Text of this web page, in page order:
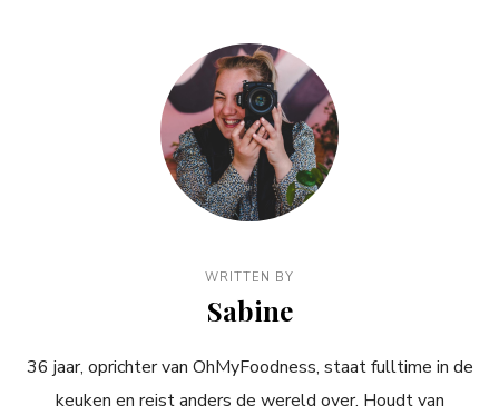
WRITTEN BY
Sabine
36 jaar, oprichter van OhMyFoodness, staat fulltime in de
keuken en reist anders de wereld over. Houdt van